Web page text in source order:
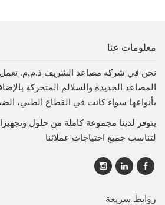
معلومات عنا
نحن في شركة مصاعد الشريف ذ.م.م.
المصاعد الجديدة والسلالم المتحركة
بأنواعها سواء كانت في القطاع الطبي،
يتوفر لدينا مجموعة كاملة من حلول
لتناسب جميع احتياجات عملائنا
روابط سريعة